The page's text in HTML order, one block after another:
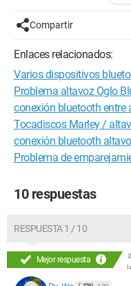
Muchas gracias.
Compartir
Enlaces relacionados:
Varios dispositivos
Problema altavoz Oglo
conexión bluetooth entre
Tocadiscos Marley /
conexión bluetooth
Problema de
10 respuestas
RESPUESTA 1 / 10
Mejor respuesta